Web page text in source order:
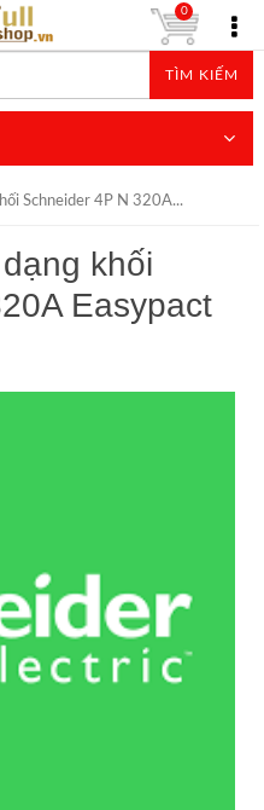
TÌM KIẾM
0
Schneider 4P N 320A...
khối
Easypact